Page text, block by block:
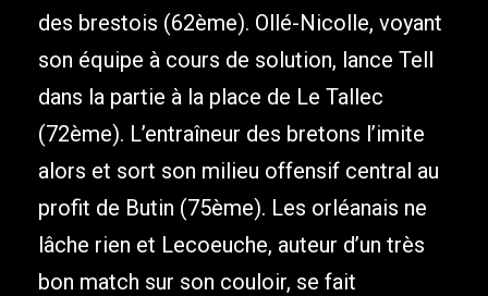
des brestois (62ème). Ollé-Nicolle, voyant
son équipe à cours de solution, lance Tell
dans la partie à la place de Le Tallec
(72ème). L’entraîneur des bretons l’imite
alors et sort son milieu offensif central au
profit de Butin (75ème). Les orléanais ne
lâche rien et Lecoeuche, auteur d’un très
bon match sur son couloir, se fait